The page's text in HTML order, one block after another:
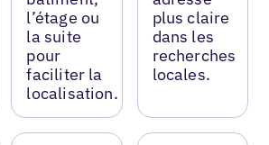
l’étage ou
la suite
pour
faciliter la
localisation.
plus claire
dans les
recherches
locales.